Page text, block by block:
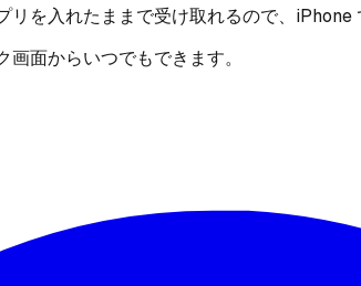
を入れたままで受け取れるので、iPhone
面からいつでもできます。